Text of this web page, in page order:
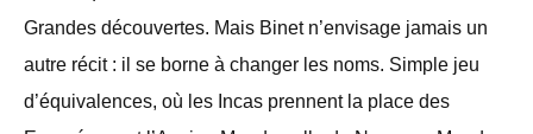
Grandes découvertes. Mais Binet n’envisage jamais un
autre récit : il se borne à changer les noms. Simple jeu
d’équivalences, où les Incas prennent la place des